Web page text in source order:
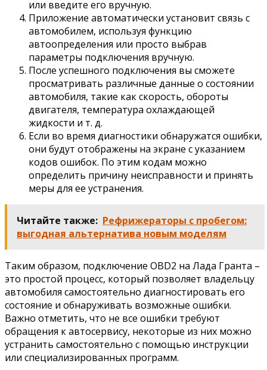
или введите его вручную.
Приложение автоматически установит связь с
автомобилем, используя функцию
автоопределения или просто выбрав
параметры подключения вручную.
После успешного подключения вы сможете
просматривать различные данные о состоянии
автомобиля, такие как скорость, обороты
двигателя, температура охлаждающей
жидкости и т. д.
Если во время диагностики обнаружатся ошибки,
они будут отображены на экране с указанием
кодов ошибок. По этим кодам можно
определить причину неисправности и принять
меры для ее устранения.
Читайте также: Рефрижераторы с пробегом:
выгодная альтернатива новым моделям
Таким образом, подключение OBD2 на Лада Гранта –
это простой процесс, который позволяет владельцу
автомобиля самостоятельно диагностировать его
состояние и обнаруживать возможные ошибки.
Важно отметить, что не все ошибки требуют
обращения к автосервису, некоторые из них можно
устранить самостоятельно с помощью инструкции
или специализированных программ.